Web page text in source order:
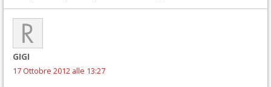
GIGI
17 Ottobre 2012 alle 13:27